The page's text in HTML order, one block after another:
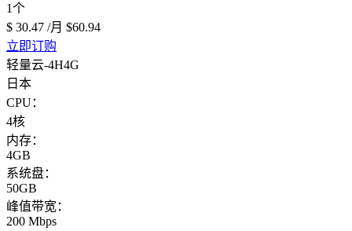
1个
$ 30.47 /月 $60.94
立即订购
轻量云-4H4G
日本
CPU：
4核
内存：
4GB
系统盘：
50GB
峰值带宽：
200 Mbps